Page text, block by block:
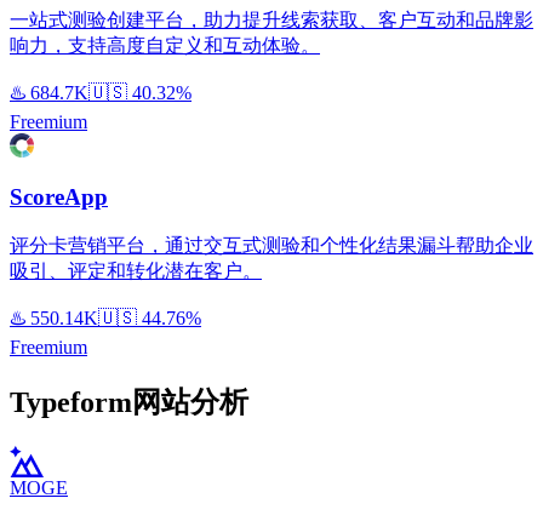
一站式测验创建平台，助力提升线索获取、客户互动和品牌影
响力，支持高度自定义和互动体验。
♨️ 684.7K🇺🇸 40.32%
Freemium
ScoreApp
评分卡营销平台，通过交互式测验和个性化结果漏斗帮助企业
吸引、评定和转化潜在客户。
♨️ 550.14K🇺🇸 44.76%
Freemium
Typeform网站分析
MOGE